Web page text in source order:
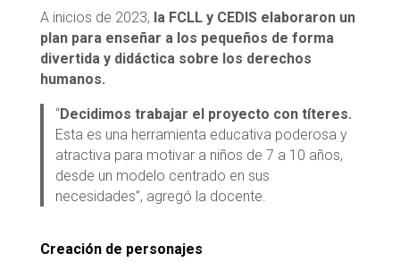
A inicios de 2023, la FCLL y CEDIS elaboraron un
plan para enseñar a los pequeños de forma
divertida y didáctica sobre los derechos
humanos.
“Decidimos trabajar el proyecto con títeres.
Esta es una herramienta educativa poderosa y
atractiva para motivar a niños de 7 a 10 años,
desde un modelo centrado en sus
necesidades”, agregó la docente.
Creación de personajes